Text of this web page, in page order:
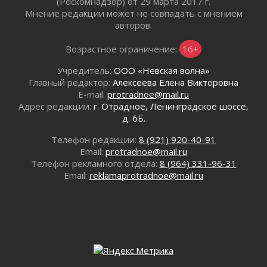
От инженера-создателя к волонтёрам
«Созидателям»
Генеральная репетиция векового юбилея
Открытое сердце и стремление делать добро
31 июля 2026
Давайте разберемся!
2027 году
Путешествие к западным рубежам
Ленобласть наводит порядок на дорогах и в
Мнение редакции может не совпадать с мнением
авторов.
Возрастное ограничение: 16+
Учредитель: ООО «Невская волна»
Главный редактор: Алексеева Елена Викторовна
E-mail: protradnoe@mail.ru
Адрес редакции: г. Отрадное, Ленинградское шоссе,
д. 6Б.
Телефон редакции: 8 (921) 920-40-91
Email: protradnoe@mail.ru
Телефон рекламного отдела: 8 (964) 331-96-31
Email: reklamaprotradnoe@mail.ru